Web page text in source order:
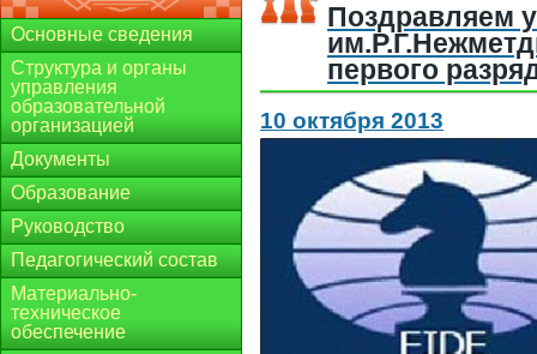
Основные сведения
Структура и органы
управления
образовательной
организацией
Документы
Образование
Руководство
Педагогический состав
Материально-
техническое
обеспечение
первого
10 октября 2013